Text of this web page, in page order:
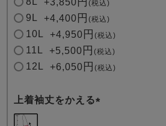
税込
9L +4,400 税込
10L +4,950 税込
11L +5,500 税込
12L +6,050 税込
上着袖丈をかえる